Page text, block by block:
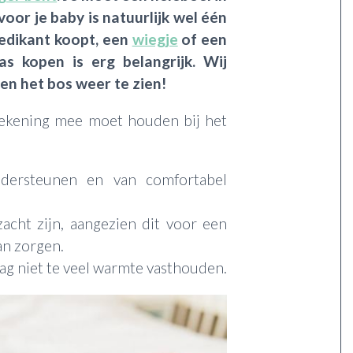
je baby is natuurlijk wel één
koopt, een wiegje of een
kopen is erg belangrijk. Wij
het bos weer te zien!
mee moet houden bij het
en van comfortabel
zijn, aangezien dit voor een
zorgen.
niet te veel warmte vasthouden.